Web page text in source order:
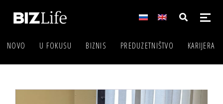
NOVO U FOKUSU BIZNIS PREDUZETNIŠTVO KARIJERA